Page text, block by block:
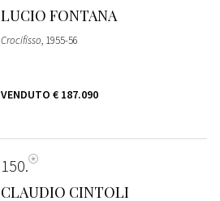
LUCIO FONTANA
Crocifisso, 1955-56
VENDUTO € 187.090
150
CLAUDIO CINTOLI